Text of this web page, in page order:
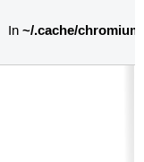
In~/.cache/chromium